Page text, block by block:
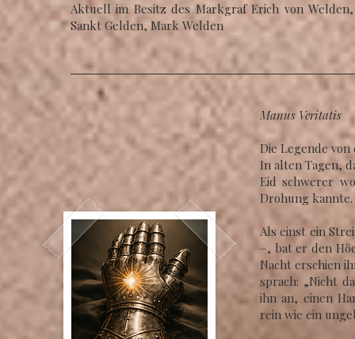
Aktuell im Besitz des Markgraf Erich von
Sankt Gelden, Mark Welden
Manus Veritatis
Die Legende
In alten Tagen,
Eid schwerer
Drohung kannte.
Als einst ein
–, bat er den
Nacht erschien
sprach: „Nicht
ihn an, einen
rein wie ein